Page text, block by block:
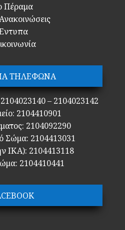
Πέραμα
ΤΗΛΕΦΩΝΑ
– 2104023142
2104410901
2104092290
Σώμα: 2104413031
ΙΚΑ): 2104413118
2104410441